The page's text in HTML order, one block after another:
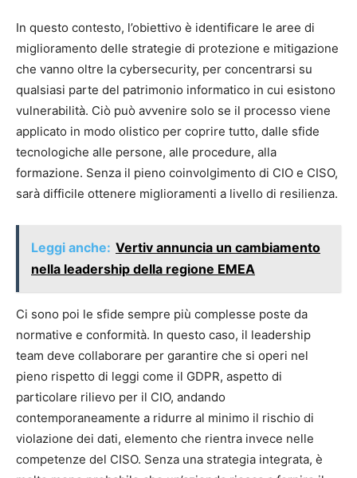
In questo contesto, l’obiettivo è identificare le aree di
miglioramento delle strategie di protezione e mitigazione
che vanno oltre la cybersecurity, per concentrarsi su
qualsiasi parte del patrimonio informatico in cui esistono
vulnerabilità. Ciò può avvenire solo se il processo viene
applicato in modo olistico per coprire tutto, dalle sfide
tecnologiche alle persone, alle procedure, alla
formazione. Senza il pieno coinvolgimento di CIO e CISO,
sarà difficile ottenere miglioramenti a livello di resilienza.
Leggi anche: Vertiv annuncia un cambiamento
nella leadership della regione EMEA
Ci sono poi le sfide sempre più complesse poste da
normative e conformità. In questo caso, il leadership
team deve collaborare per garantire che si operi nel
pieno rispetto di leggi come il GDPR, aspetto di
particolare rilievo per il CIO, andando
contemporaneamente a ridurre al minimo il rischio di
violazione dei dati, elemento che rientra invece nelle
competenze del CISO. Senza una strategia integrata, è